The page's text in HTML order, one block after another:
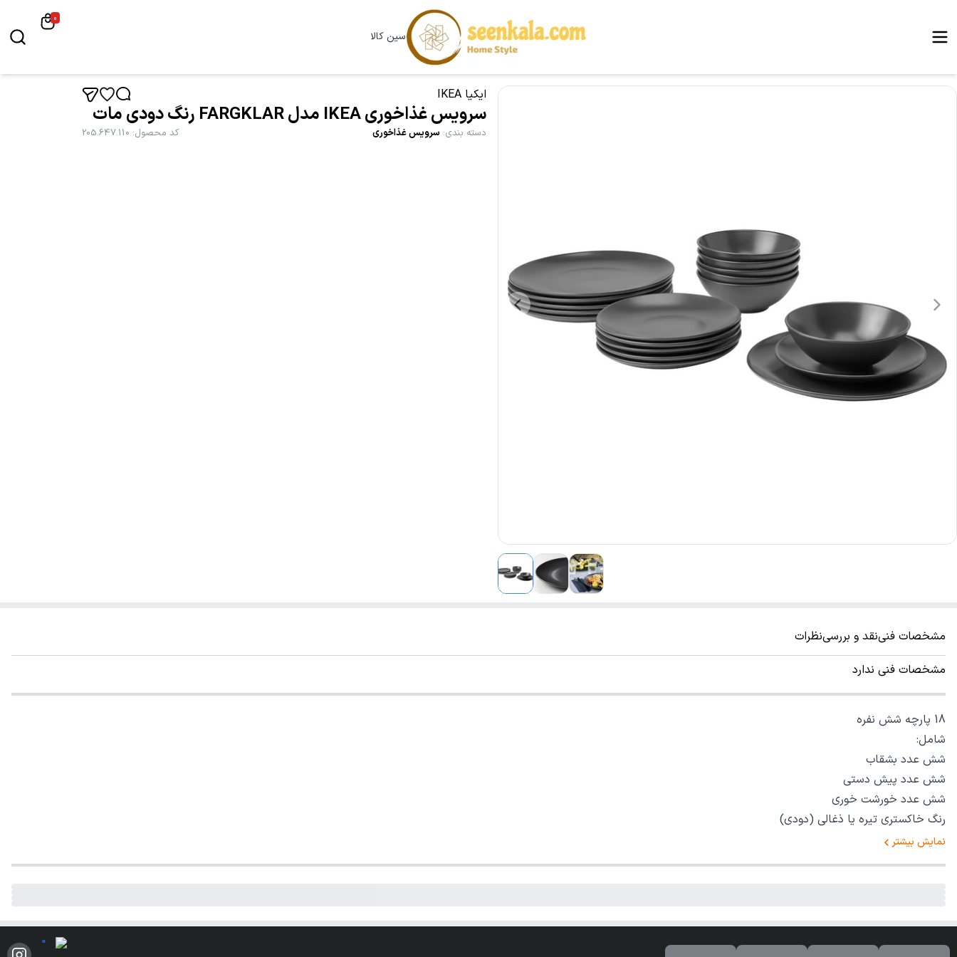
سین کالا
0
ایکیا IKEA
سرویس غذاخوری IKEA مدل FARGKLAR رنگ دودی مات
دسته بندی: سرویس غذاخوری کد محصول:
205.647.110
مشخصات فنینقد و بررسینظرات
مشخصات فنی ندارد
18 پارچه شش نفره
شامل:
شش عدد بشقاب
شش عدد پیش دستی
شش عدد خورشت خوری
رنگ خاکستری تیره یا ذغالی (دودی)
نمایش بیشتر